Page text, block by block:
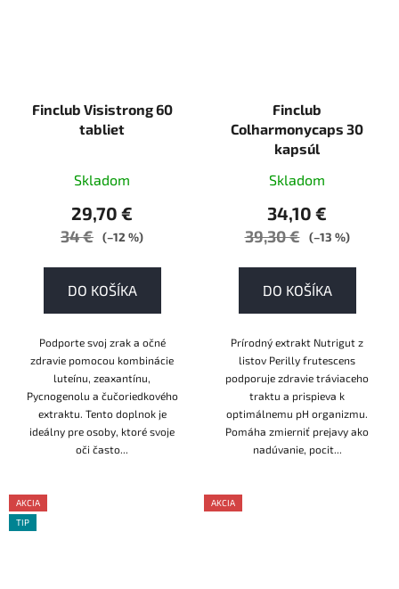
Finclub Visistrong 60
tabliet
Skladom
29,70 €
34 € (–12 %)
DO KOŠÍKA
Podporte svoj zrak a očné
zdravie pomocou kombinácie
luteínu, zeaxantínu,
Pycnogenolu a čučoriedkového
extraktu. Tento doplnok je
ideálny pre osoby, ktoré svoje
oči často...
Finclub
Colharmonycaps 30
kapsúl
Skladom
34,10 €
39,30 € (–13 %)
DO KOŠÍKA
Prírodný extrakt Nutrigut z
listov Perilly frutescens
podporuje zdravie tráviaceho
traktu a prispieva k
optimálnemu pH organizmu.
Pomáha zmierniť prejavy ako
nadúvanie, pocit...
AKCIA
TIP
AKCIA